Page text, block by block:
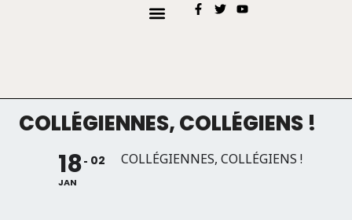
COLLÉGIENNES, COLLÉGIENS !
18
JAN
02 COLLÉGIENNES, COLLÉGIENS !